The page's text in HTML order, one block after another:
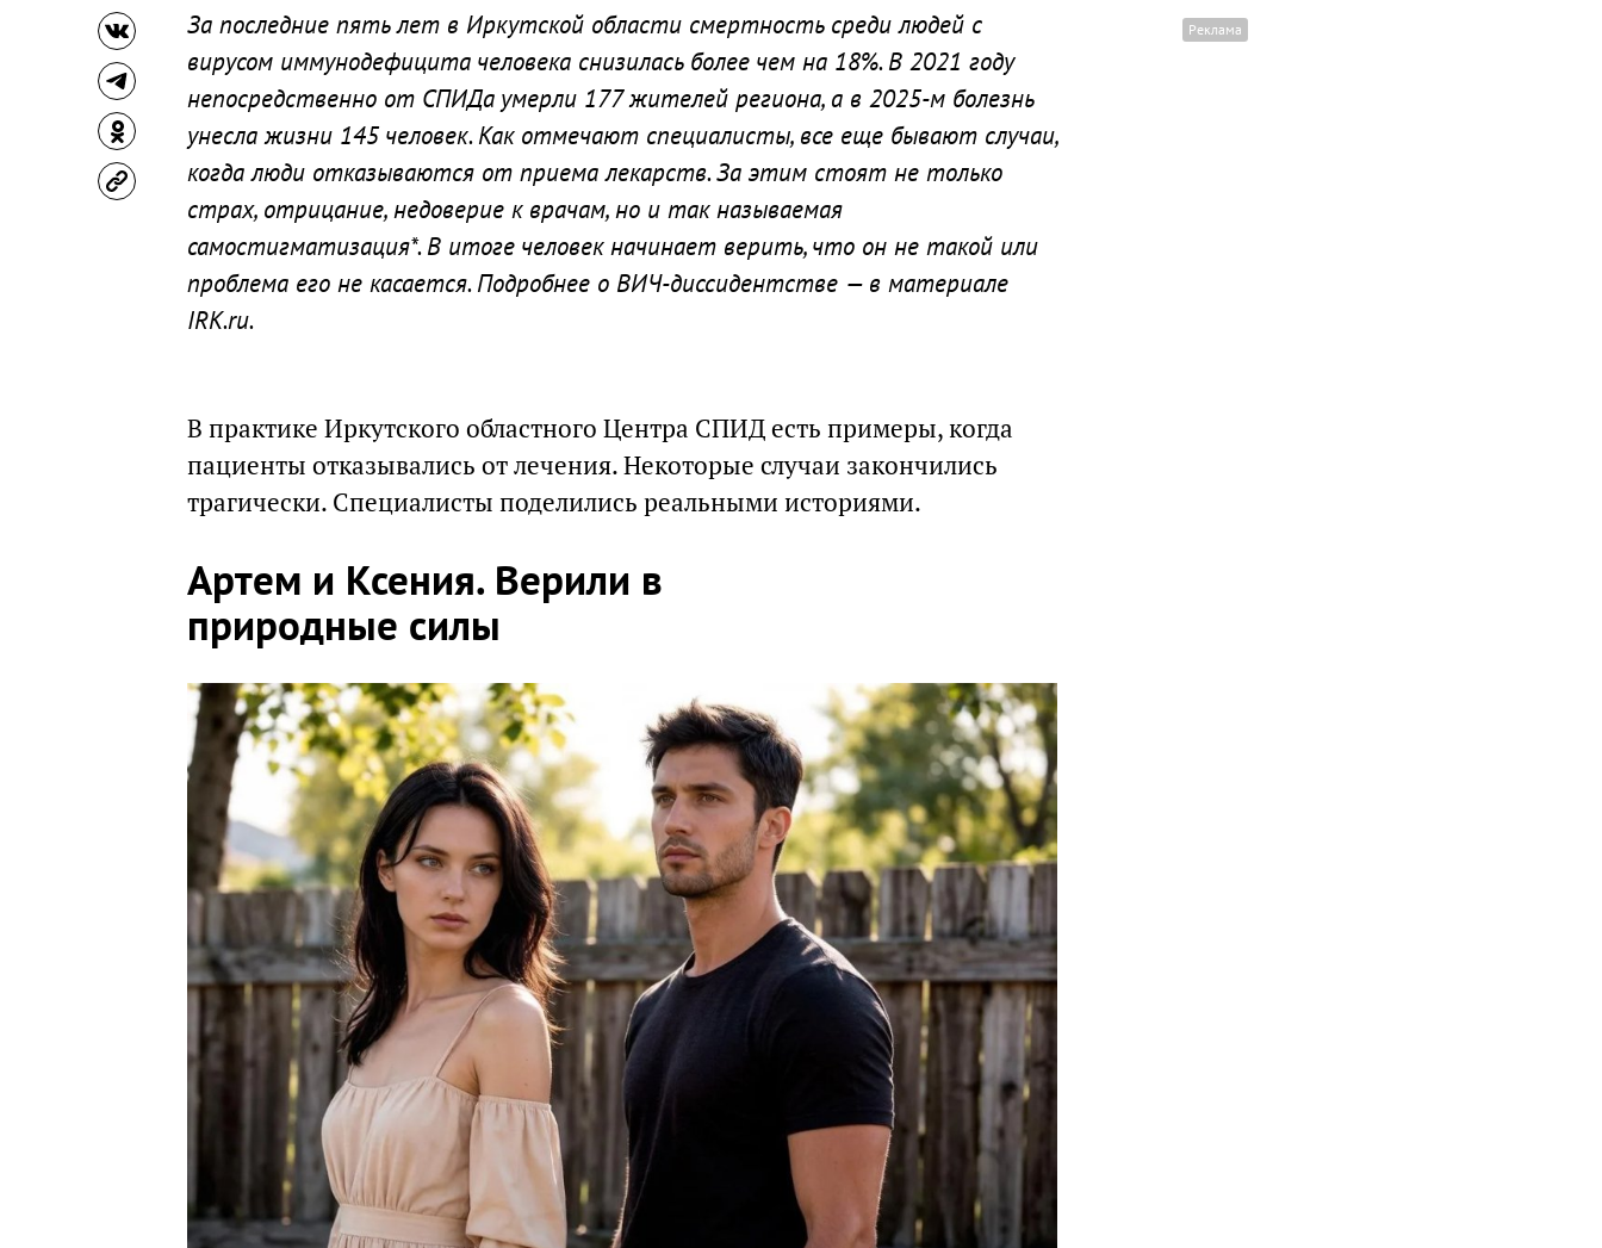
За последние пять лет в Иркутской области смертность среди людей с
вирусом иммунодефицита человека снизилась более чем на 18%. В 2021 году
непосредственно от СПИДа умерли 177 жителей региона, а в 2025-м болезнь
унесла жизни 145 человек. Как отмечают специалисты, все еще бывают случаи,
когда люди отказываются от приема лекарств. За этим стоят не только
страх, отрицание, недоверие к врачам, но и так называемая
самостигматизация*. В итоге человек начинает верить, что он не такой или
проблема его не касается. Подробнее о ВИЧ-диссидентстве — в материале
IRK.ru.
В практике Иркутского областного Центра СПИД есть примеры, когда
пациенты отказывались от лечения. Некоторые случаи закончились
трагически. Специалисты поделились реальными историями.
Артем и Ксения. Верили в
природные силы